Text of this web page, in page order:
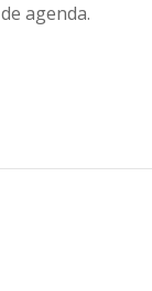
de agenda.